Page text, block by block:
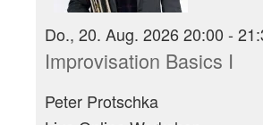
Do., 20. Aug. 2026 20:00 -
Improvisation Basics I
Peter Protschka